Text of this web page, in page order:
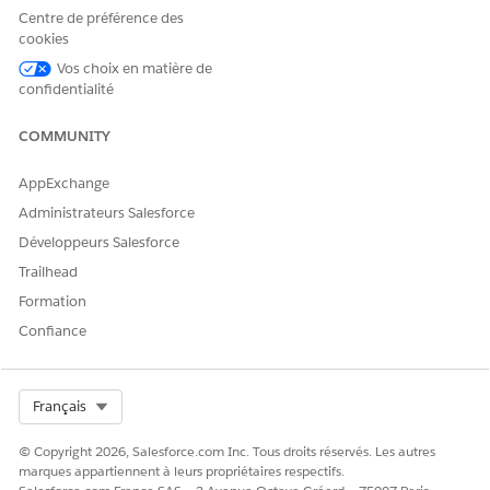
Flux déclenchés par un segment
Flux déclenchés par une liste
Enregistrer les flux déclenchés par des critères
Flux déclenchés par un événement d'automatisation
Flux à la demande
CET ARTICLE A-T-IL RÉSOLU VOTRE PROBLÈME ?
Centre de préférence des
cookies
Vos choix en matière de
confidentialité
COMMUNITY
AppExchange
Administrateurs Salesforce
Développeurs Salesforce
Trailhead
Formation
Confiance
Français
© Copyright 2026, Salesforce.com Inc. Tous droits réservés. Les autres
marques appartiennent à leurs propriétaires respectifs.